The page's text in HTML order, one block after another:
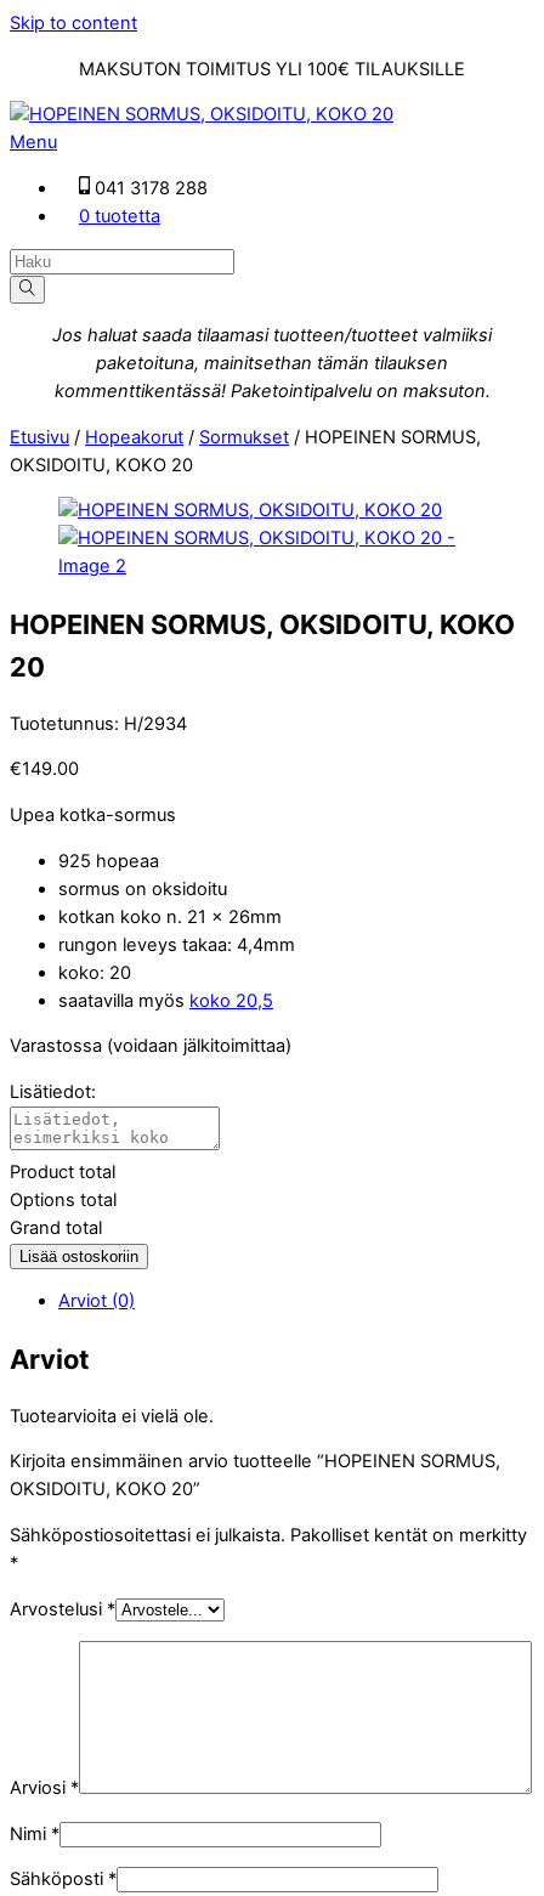
Skip to content
MAKSUTON TOIMITUS YLI 100€ TILAUKSILLE
Menu
041 3178 288
0 tuotetta
Jos haluat saada tilaamasi tuotteen/tuotteet valmiiksi
paketoituna, mainitsethan tämän tilauksen
kommenttikentässä! Paketointipalvelu on maksuton.
Etusivu / Hopeakorut / Sormukset / HOPEINEN SORMUS,
OKSIDOITU, KOKO 20
HOPEINEN SORMUS, OKSIDOITU, KOKO
20
Tuotetunnus: H/2934
€149.00
Upea kotka-sormus
925 hopeaa
sormus on oksidoitu
kotkan koko n. 21 x 26mm
rungon leveys takaa: 4,4mm
koko: 20
saatavilla myös koko 20,5
Varastossa (voidaan jälkitoimittaa)
Lisätiedot:
Product total
Options total
Grand total
Lisää ostoskoriin
Arviot (0)
Arviot
Tuotearvioita ei vielä ole.
Kirjoita ensimmäinen arvio tuotteelle “HOPEINEN SORMUS,
OKSIDOITU, KOKO 20”
Sähköpostiosoitettasi ei julkaista. Pakolliset kentät on merkitty
*
Arvostelusi *
Arviosi *
Nimi *
Sähköposti *